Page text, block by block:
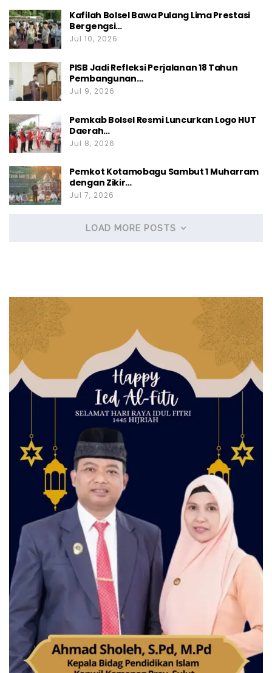
Kafilah Bolsel Bawa Pulang Lima Prestasi
Bergengsi…
Jul 10, 2026
PISB Jadi Refleksi Perjalanan 18 Tahun
Pembangunan…
Jul 9, 2026
Pemkab Bolsel Resmi Luncurkan Logo HUT
Daerah…
Jul 8, 2026
Pemkot Kotamobagu Sambut 1 Muharram
dengan Zikir…
Jul 7, 2026
LOAD MORE POSTS